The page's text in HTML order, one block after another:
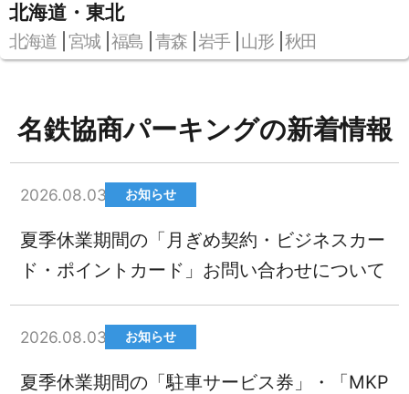
北海道・東北
北海道 宮城 福島 青森 岩手 山形 秋田
名鉄協商パーキングの新着情報
2026.08.03 お知らせ
夏季休業期間の「月ぎめ契約・ビジネスカー
ド・ポイントカード」お問い合わせについて
2026.08.03 お知らせ
夏季休業期間の「駐車サービス券」・「MKP